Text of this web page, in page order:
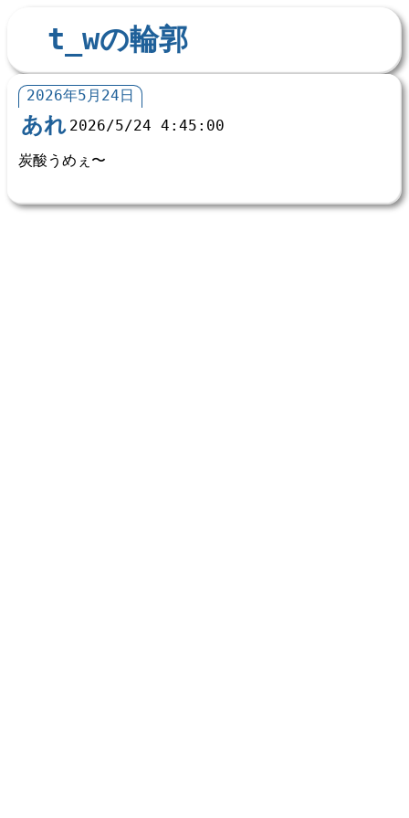
t_wの輪郭
2026年5月24日
あれ 2026/5/24 4:45:00
炭酸うめぇ〜